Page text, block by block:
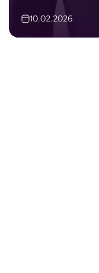
10.02.2026